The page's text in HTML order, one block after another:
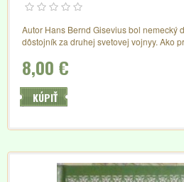
Autor Hans Bernd Gisevius bol nemecký
dôstojník za druhej svetovej vojnyy. Ako
medzi Allenom Dullesom (výzvedná
odporu. Zachytáva v život Hitlera od Prvej
Zaujímavé bohato...
8,00 €
KÚPIŤ